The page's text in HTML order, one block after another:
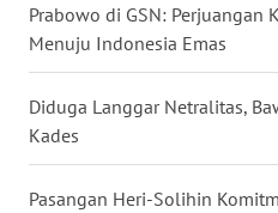
Prabowo di GSN: Perjuangan
Menuju Indonesia Emas
Diduga Langgar Netralitas,
Kades
Pasangan Heri-Solihin
WN
WN
SULUT